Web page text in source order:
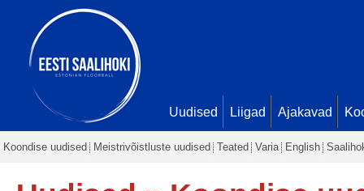
Uudised Liigad Ajakavad
Koondise uudised Meistrivõistluste uudised Teated Varia English